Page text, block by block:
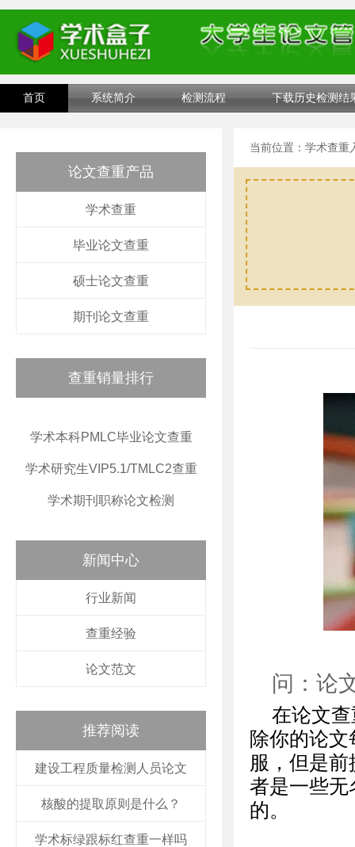
首页 系统简介 检测流程 下载历史检测结
论文查重产品
学术查重
毕业论文查重
硕士论文查重
期刊论文查重
查重销量排行
学术本科PMLC毕业论文查重
学术研究生VIP5.1/TMLC2查重
学术期刊职称论文检测
新闻中心
行业新闻
查重经验
论文范文
推荐阅读
建设工程质量检测人员论文
核酸的提取原则是什么？
学术标绿跟标红查重一样吗
当前位置： 学术查重
问：论
在论文
除你的论
服，但是
者是一些
的。